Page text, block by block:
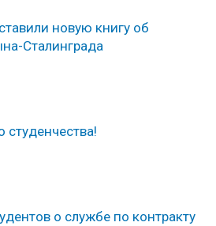
новую книгу об
Сталинграда
о службе по контракту